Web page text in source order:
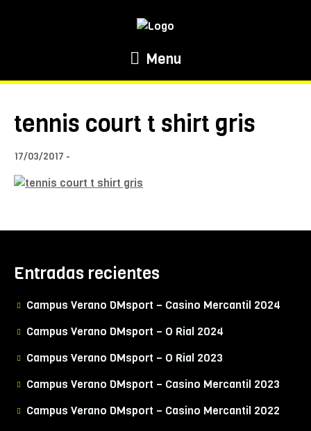
Menu
tennis court t shirt gris
17/03/2017
Entradas recientes
Campus Verano DMsport – Casino Mercantil 2024
Campus Verano DMsport – O Rial 2024
Campus Verano DMsport – O Rial 2023
Campus Verano DMsport – Casino Mercantil 2023
Campus Verano DMsport – Casino Mercantil 2022